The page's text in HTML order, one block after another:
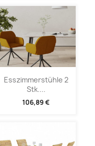
Esszimmerstühle 2
Stk....
106,89 €